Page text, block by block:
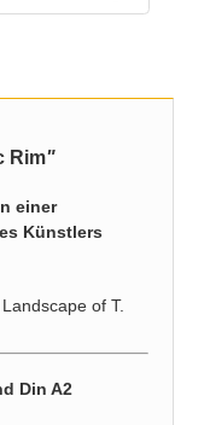
Rim"
einer
Künstlers
of T.
Din A2